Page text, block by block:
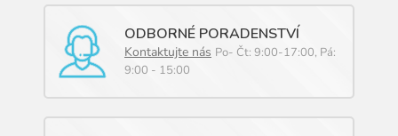
ODBORNÉ PORADENSTVÍ
Kontaktujte nás Po- Čt: 9:00-17:00, Pá:
9:00 - 15:00